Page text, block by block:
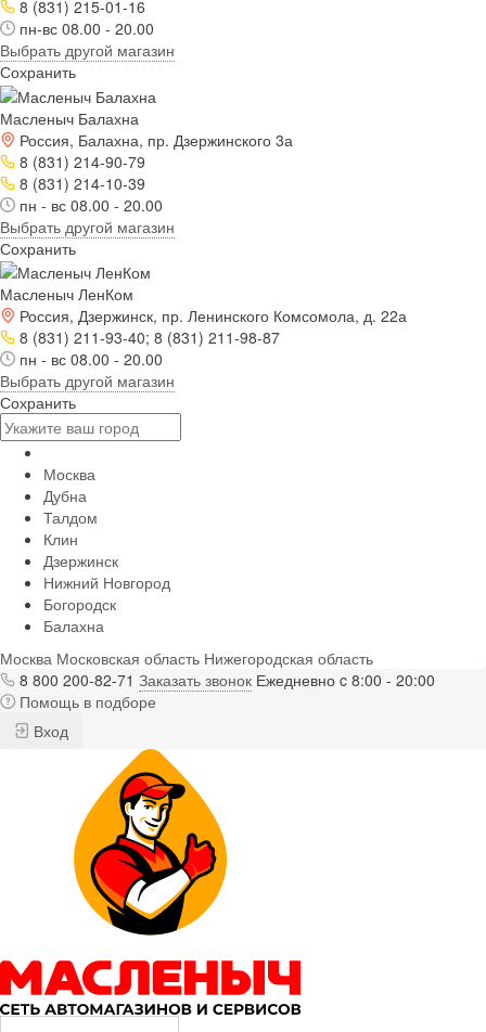
8 (831) 215-01-16
пн-вс 08.00 - 20.00
Выбрать другой магазин
Сохранить
Масленыч Балахна
Россия, Балахна, пр. Дзержинского 3а
8 (831) 214-90-79
8 (831) 214-10-39
пн - вс 08.00 - 20.00
Выбрать другой магазин
Сохранить
Масленыч ЛенКом
Россия, Дзержинск, пр. Ленинского Комсомола, д. 22а
8 (831) 211-93-40; 8 (831) 211-98-87
пн - вс 08.00 - 20.00
Выбрать другой магазин
Сохранить
Москва
Дубна
Талдом
Клин
Дзержинск
Нижний Новгород
Богородск
Балахна
Москва Московская область Нижегородская область
8 800 200-82-71 Заказать звонок Ежедневно c 8:00 - 20:00
Помощь в подборе
Вход